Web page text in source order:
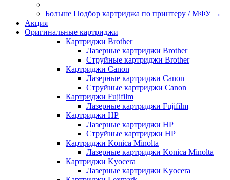
Больше Подбор картриджа по принтеру / МФУ →
Акция
Оригинальные картриджи
Картриджи Brother
Лазерные картриджи Brother
Струйные картриджи Brother
Картриджи Canon
Лазерные картриджи Canon
Струйные картриджи Canon
Картриджи Fujifilm
Лазерные картриджи Fujifilm
Картриджи HP
Лазерные картриджи HP
Струйные картриджи HP
Картриджи Konica Minolta
Лазерные картриджи Konica Minolta
Картриджи Kyocera
Лазерные картриджи Kyocera